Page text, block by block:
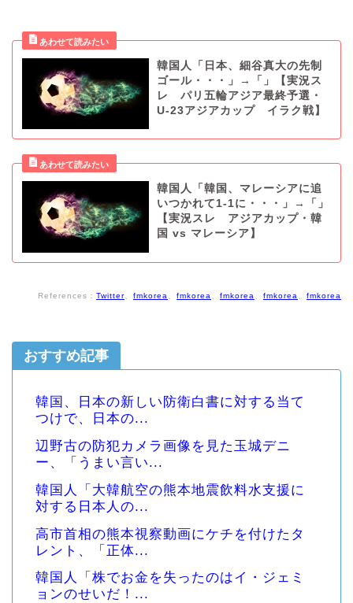
韓国人「日本、細谷真大の先制
ゴール・・・」→「」【実況ス
レ パリ五輪アジア最終予選・
U-23アジアカップ イラク戦】
韓国人「韓国、マレーシアに追
いつかれて1-1に・・・」→「」
【実況スレ アジアカップ・韓
国 vs マレーシア】
References： Twitter fmkorea fmkorea fmkorea fmkorea fmkorea
おすすめ記事
韓国、日本の新しい防衛白書に対する当て
つけで、日本の...
辺野古の防犯カメラ画像を見た玉城デニ
ー、「うまい言い...
韓国人「大韓航空の熊本地震飲料水支援に
対する日本人の...
高市首相の熊本視察動画にケチを付けたタ
レント、「正体...
韓国人「株でお金を失ったのはイ・ジェミ
ョンのせいだ！...